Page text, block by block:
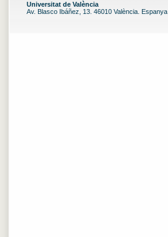
Universitat de València
Av. Blasco Ibáñez, 13. 46010 València. Espanya